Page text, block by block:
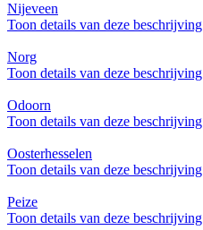
Nijeveen
Toon details van deze beschrijving
Norg
Toon details van deze beschrijving
Odoorn
Toon details van deze beschrijving
Oosterhesselen
Toon details van deze beschrijving
Peize
Toon details van deze beschrijving